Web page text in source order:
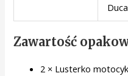
Zawartość
2 × Lusterko